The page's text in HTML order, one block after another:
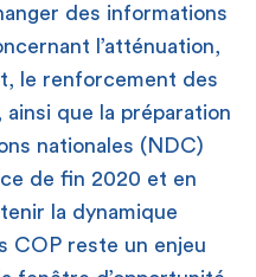
des informations
l’atténuation,
le renforcement des
que la préparation
nationales (NDC)
de fin 2020 et en
la dynamique
COP reste un enjeu